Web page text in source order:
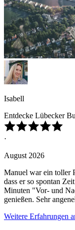
Isabell
Entdecke Lübecker
·
August 2026
Manuel war ein toller
dass er so spontan
Minuten "Vor- und
genießen. Sehr
Weitere Erfahrungen